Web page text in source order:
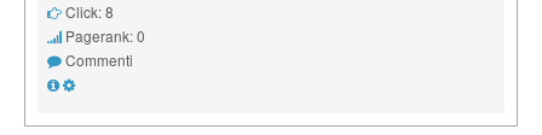
Click: 8
Pagerank: 0
Commenti